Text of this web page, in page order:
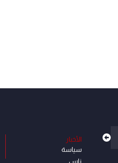
الأخبار
سياسة
ناس